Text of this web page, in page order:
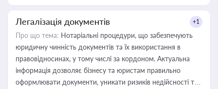
Легалізація документів +1
Про що тема: Нотаріальні процедури, що забезпечують
юридичну чинність документів та їх використання в
правовідносинах, у тому числі за кордоном. Актуальна
інформація дозволяє бізнесу та юристам правильно
оформлювати документи, уникати ризиків недійсності та